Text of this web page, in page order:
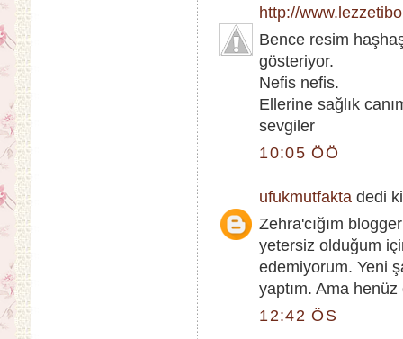
http://
Bence resim
gösteriyor.
Nefis nefis.
Ellerine sağlık
sevgiler
10:05 ÖÖ
ufukmutfakta dedi
Zehra'cığım
yetersiz olduğum
edemiyorum. Yeni
yaptım. Ama
12:42 ÖS